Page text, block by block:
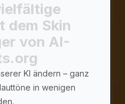
dem Skin
von AI-
KI ändern – ganz
in wenigen